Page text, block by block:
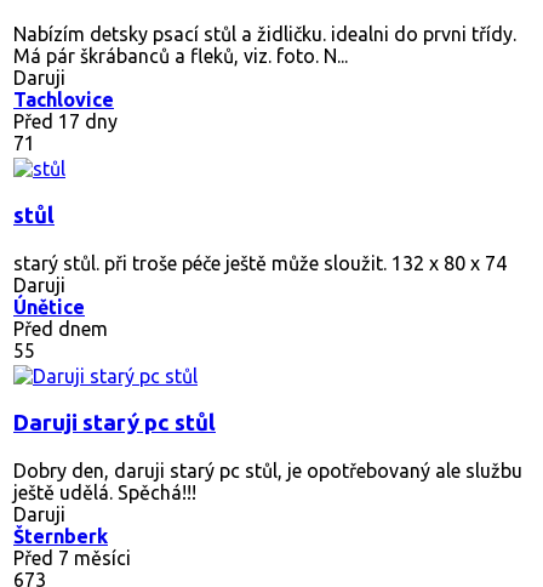
Nabízím detsky psací stůl a židličku. idealni do prvni třídy.
Má pár škrábanců a fleků, viz. foto. N...
Daruji
Tachlovice
Před 17 dny
71
stůl
starý stůl. při troše péče ještě může sloužit. 132 x 80 x 74
Daruji
Únětice
Před dnem
55
Daruji starý pc stůl
Dobry den, daruji starý pc stůl, je opotřebovaný ale službu
ještě udělá. Spěchá!!!
Daruji
Šternberk
Před 7 měsíci
673